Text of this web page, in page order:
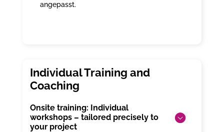
angepasst.
Onsite training: Individual
workshops – tailored precisely to
your project